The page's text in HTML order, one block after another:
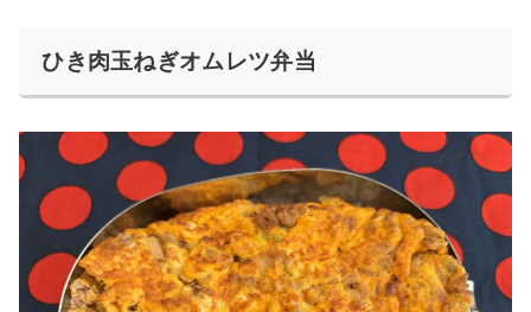
ひき肉玉ねぎオムレツ弁当